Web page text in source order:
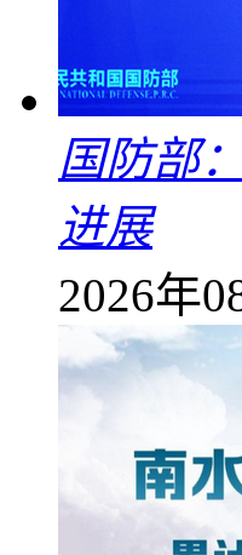
国防部
进展
2026年